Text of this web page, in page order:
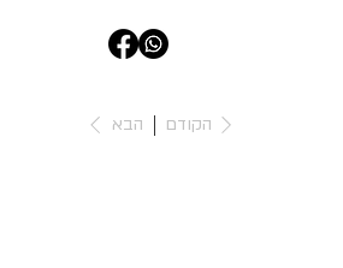
הקודם הבא